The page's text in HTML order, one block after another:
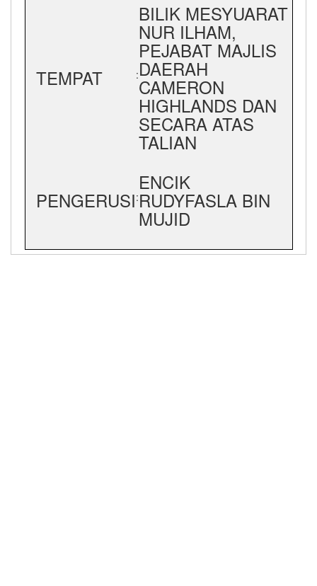
TEMPAT :
BILIK MESYUARAT
NUR ILHAM,
PEJABAT MAJLIS
DAERAH
CAMERON
HIGHLANDS DAN
SECARA ATAS
TALIAN
PENGERUSI:
ENCIK
RUDYFASLA BIN
MUJID